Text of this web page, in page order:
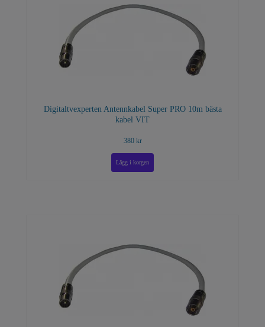
Digitaltvexperten Antennkabel Super PRO 10m bästa
kabel VIT
380 kr